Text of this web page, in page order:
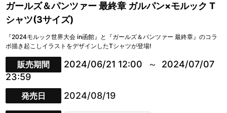
ガールズ＆パンツァー 最終章 ガルパン×モルック T
シャツ(3サイズ)
『2024モルック世界大会 in函館』と『ガールズ＆パンツァー 最終章』のコラ
ボ描き起こしイラストをデザインしたTシャツが登場!
販売期間 2024/06/21 12:00
2024/07/07
23:59
発売日 2024/08/19